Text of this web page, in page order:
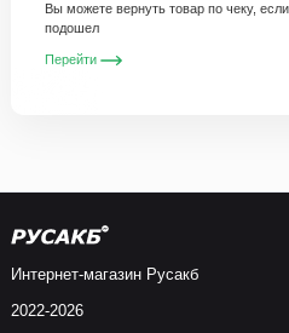
Вы можете вернуть товар по чеку,
подошел
Перейти
Интернет-магазин Русакб
2022-2026